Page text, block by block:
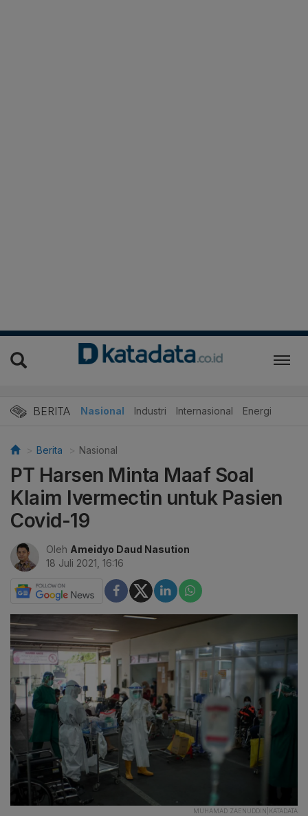
BERITA Nasional Industri Internasional Energi
Berita Nasional
PT Harsen Minta Maaf Soal
Klaim Ivermectin untuk Pasien
Covid-19
Oleh Ameidyo Daud Nasution
18 Juli 2021, 16:16
MUHAMAD ZAENUDDIN|KATADATA